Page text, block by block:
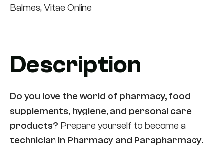
Description
Do you love the world of pharmacy, food
supplements, hygiene, and personal care
products? Prepare yourself to become a
technician in Pharmacy and Parapharmacy.
Balmes, Vitae Online